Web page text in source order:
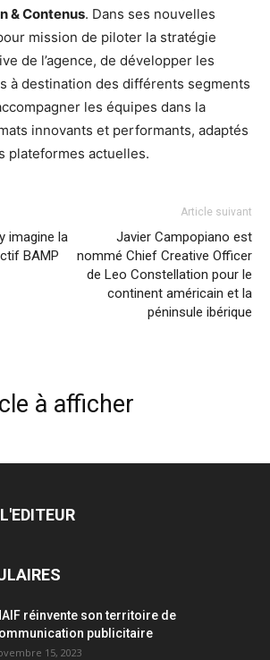
& Contenus. Dans ses nouvelles
mission de piloter la stratégie
de l’agence, de développer les
à destination des différents segments
les équipes dans la
innovants et performants, adaptés
plateformes actuelles.
imagine la
BAMP
Article suivant
Javier Campopiano est
nommé Chief Creative Officer
de Leo Constellation pour le
continent américain et la
péninsule ibérique
à afficher
réinvente son territoire de
publicitaire
15, 2023